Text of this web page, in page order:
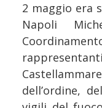
2 maggio era
Napoli
dell’ordine,